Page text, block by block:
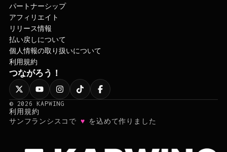
パートナーシップ
アフィリエイト
リリース情報
払い戻しについて
個人情報の取り扱いについて
利用規約
つながろう！
© 2026
KAPWING
利用規約
サンフランシスコで ♥ を込めて作りました